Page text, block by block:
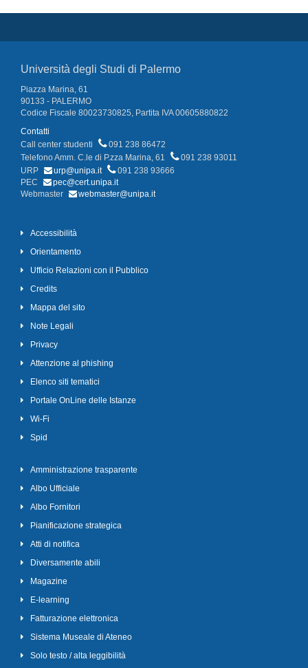
Università degli Studi di Palermo
Piazza Marina, 61
90133 - PALERMO
Codice Fiscale 80023730825, Partita IVA 00605880822
Contatti
Call center studenti
091 238 86472
Telefono Amm. C.le di P.zza Marina, 61
091 238 93011
URP
urp@unipa.it
091 238 93666
PEC
pec@cert.unipa.it
Webmaster
webmaster@unipa.it
Accessibilità
Orientamento
Ufficio Relazioni con il Pubblico
Credits
Mappa del sito
Note Legali
Privacy
Attenzione al phishing
Elenco siti tematici
Portale OnLine delle Istanze
Wi-Fi
Spid
Amministrazione trasparente
Albo Ufficiale
Albo Fornitori
Pianificazione strategica
Atti di notifica
Diversamente abili
Magazine
E-learning
Fatturazione elettronica
Sistema Museale di Ateneo
Solo testo / alta leggibilità